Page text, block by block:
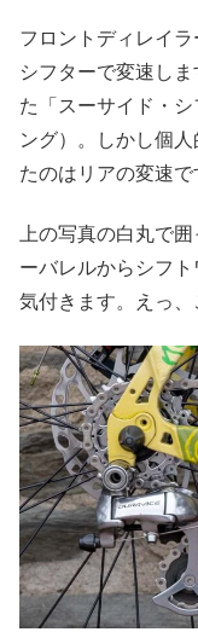
フロントディレイ
シフターで変速し
た「スーサイド・
ング）。しかし個
たのはリアの変速で
上の写真の白丸で
ーバレルからシフ
気付きます。えっ